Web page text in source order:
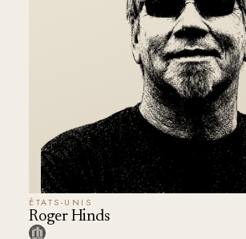
ÉTATS-UNIS
Roger Hinds